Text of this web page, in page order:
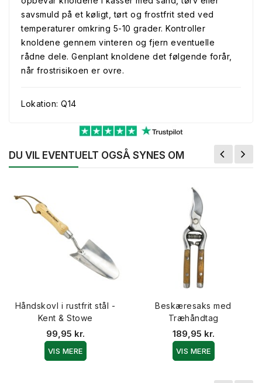
savsmuld på et køligt, tørt og frostfrit sted ved
temperaturer omkring 5-10 grader. Kontroller
knoldene gennem vinteren og fjern eventuelle
rådne dele. Genplant knoldene det følgende forår,
når frostrisikoen er ovre.
Lokation: Q14
DU VIL EVENTUELT OGSÅ SYNES OM
Håndskovl i rustfrit stål -
Kent & Stowe
99,95 kr.
VIS MERE
Beskæresaks med
Træhåndtag
189,95 kr.
VIS MERE